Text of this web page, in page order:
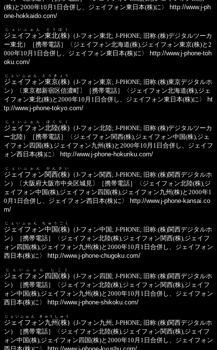
(株)と2000年10月1日合併し、ジェイフォン東日本(株)に〉
http://www.j-ph
one-hokkaido.com/
ジェイフォン東北(株)
じぇいふぉん とうほく
（J-フォン東北; J-PHONE; 旧称:(株)デジタルツーカ
ー東北）［携帯電話］〈ジェイフォン北海道(株),ジェイフォン東京(株)と2
000年10月1日合併し、ジェイフォン東日本(株)に〉
http://www.j-phone-toh
oku.com/
ジェイフォン東京(株)
じぇいふぉん とうきょう
（J-フォン東京; J-PHONE; 旧称:(株)東京デジタルホ
ン）〔東京都新宿区信濃町〕［携帯電話］〈ジェイフォン北海道(株),ジェ
イフォン東北(株)と2000年10月1日合併し、ジェイフォン東日本(株)に〉
ht
tp://www.j-phone-tokyo.com/
ジェイフォン北陸(株)
じぇいふぉん ほくりく
（J-フォン北陸; J-PHONE; 旧称:(株)デジタルツーカ
ー北陸）［携帯電話］〈ジェイフォン関西(株),ジェイフォン中国(株),ジェ
イフォン四国(株),ジェイフォン九州(株)と2000年10月1日合併し、ジェイフ
ォン西日本(株)に〉
http://www.j-phone-hokuriku.com/
ジェイフォン関西(株)
じぇいふぉん かんさい
（J-フォン関西; J-PHONE; 旧称:(株)関西デジタルホ
ン）〔大阪府大阪市中央区城見〕［携帯電話］〈ジェイフォン北陸(株),ジ
ェイフォン中国(株),ジェイフォン四国(株),ジェイフォン九州(株)と2000年1
0月1日合併し、ジェイフォン西日本(株)に〉
http://www.j-phone-kansai.co
m/
ジェイフォン中国(株)
じぇいふぉん ちゅうごく
（J-フォン中国; J-PHONE; 旧称:(株)関西デジタルホ
ン）［携帯電話］〈ジェイフォン北陸(株),ジェイフォン関西(株),ジェイフ
ォン四国(株),ジェイフォン九州(株)と2000年10月1日合併し、ジェイフォン
西日本(株)に〉
http://www.j-phone-chugoku.com/
ジェイフォン四国(株)
じぇいふぉん しこく
（J-フォン四国; J-PHONE; 旧称:(株)関西デジタルホ
ン）［携帯電話］〈ジェイフォン北陸(株),ジェイフォン関西(株),ジェイフ
ォン中国(株),ジェイフォン九州(株)と2000年10月1日合併し、ジェイフォン
西日本(株)に〉
http://www.j-phone-shikoku.com/
ジェイフォン九州(株)
じぇいふぉん きゅうしゅう
（J-フォン九州; J-PHONE; 旧称:(株)関西デジタルホ
ン）［携帯電話］〈ジェイフォン北陸(株),ジェイフォン関西(株),ジェイフ
ォン中国(株),ジェイフォン四国(株)と2000年10月1日合併し、ジェイフォン